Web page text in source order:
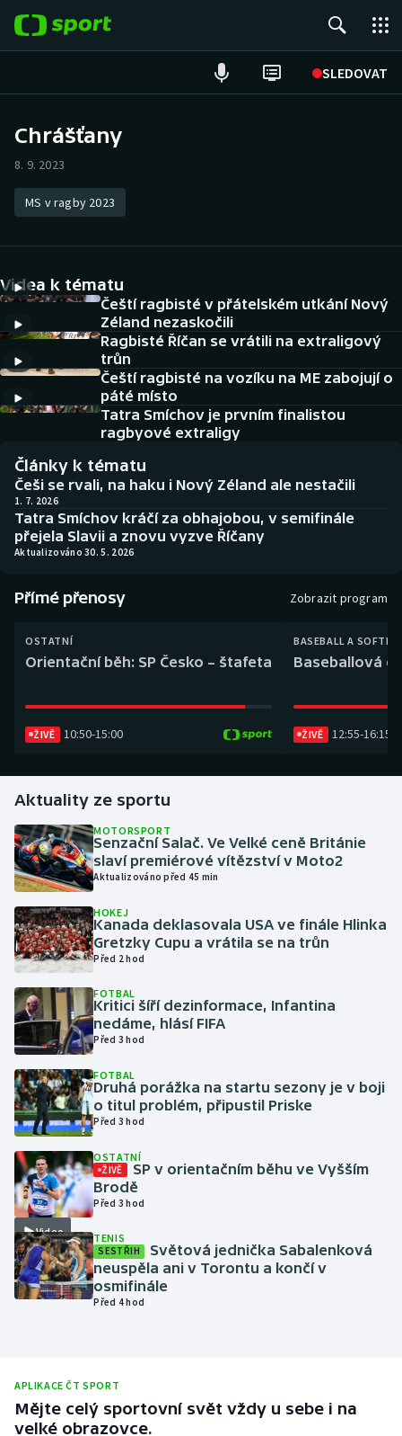
SLEDOVAT
Hokej
Tenis
Atletika
Cyklistika
DALŠÍ SPORTY
Americký fotbal
Baseball a softbal
Basketbal
Biatlon
Boby a skeleton
Box
Curling
Golf
Gymnastika
Házená
Jezdectví
Judo
Krasobruslení
Lyže a snowboard
Moderní pětiboj
Motorsport
Olympijské hry
Parasport
Ragby
NEPŘEHLÉDNĚTE
Soutěže
Historické návraty
Aplikace ČT sport
AZ kvíz
Chrášťany
8. 9. 2023
MS v ragby 2023
Videa k tématu
Čeští ragbisté v přátelském utkání Nový
Zéland nezaskočili
Ragbisté Říčan se vrátili na extraligový
trůn
Čeští ragbisté na vozíku na ME zabojují o
páté místo
Tatra Smíchov je prvním finalistou
ragbyové extraligy
Články k tématu
Češi se rvali, na haku i Nový Zéland ale nestačili
1. 7. 2026
Tatra Smíchov kráčí za obhajobou, v semifinále
přejela Slavii a znovu vyzve Říčany
Aktualizováno 30. 5. 2026
Přímé přenosy Zobrazit program
OSTATNÍ
Orientační běh: SP Česko – štafeta
ŽIVĚ 10:50-15:00
BASEBALL A
Baseballová
ŽIVĚ 12:55-16:15
Aktuality ze sportu
MOTORSPORT
Senzační Salač. Ve Velké ceně Británie
slaví premiérové vítězství v Moto2
Aktualizováno před 45 min
HOKEJ
Kanada deklasovala USA ve finále Hlinka
Gretzky Cupu a vrátila se na trůn
Před 2 hod
FOTBAL
Kritici šíří dezinformace, Infantina
nedáme, hlásí FIFA
Před 3 hod
FOTBAL
Druhá porážka na startu sezony je v boji
o titul problém, připustil Priske
Před 3 hod
Video
OSTATNÍ
ŽIVĚ
SP v orientačním běhu ve Vyšším
Brodě
Před 3 hod
TENIS
SESTŘIH
Světová jednička Sabalenková
neuspěla ani v Torontu a končí v
osmifinále
Před 4 hod
APLIKACE ČT SPORT
Mějte celý sportovní svět vždy u sebe i na
velké obrazovce.